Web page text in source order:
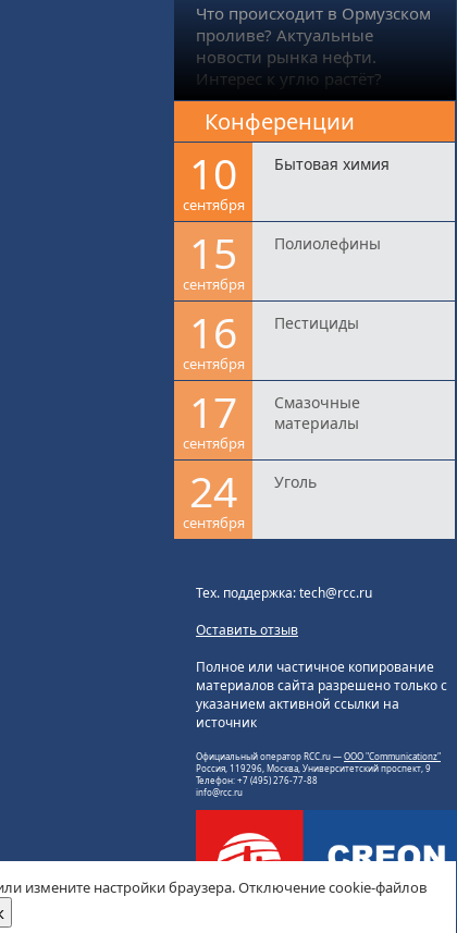
Что происходит в Ормузском
проливе? Актуальные
новости рынка нефти.
Интерес к углю растёт?
Конференции
10
сентября
Бытовая химия
15
сентября
Полиолефины
16
сентября
Пестициды
17
сентября
Смазочные
материалы
24
сентября
Уголь
Тех. поддержка: tech@rcc.ru
Оставить отзыв
Полное или частичное копирование
материалов сайта разрешено только с
указанием активной ссылки на
источник
Официальный оператор RCC.ru —ООО "Communicationz"
Россия, 119296, Москва, Университетский проспект, 9
Телефон: +7 (495) 276-77-88
info@rcc.ru
измените настройки браузера. Отключение cookie-файлов